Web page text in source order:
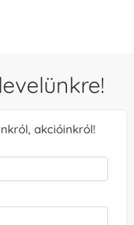
akcióinkról!